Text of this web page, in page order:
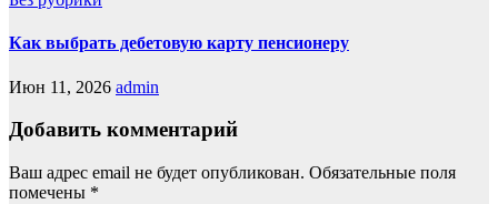
Как выбрать дебетовую карту пенсионеру
Июн 11, 2026 admin
Добавить комментарий
Ваш адрес email не будет опубликован. Обязательные поля
помечены *